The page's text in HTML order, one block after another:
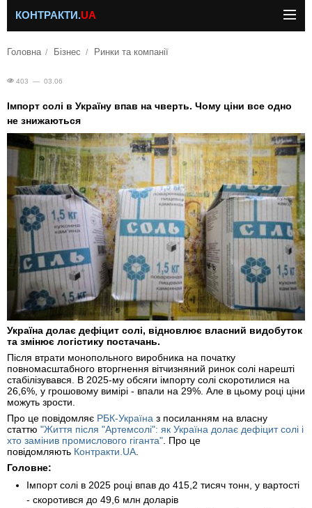
КОНТРАКТИ.UA
Головна Бізнес Ринки та компанії
403 — 03.06
Імпорт солі в Україну впав на чверть. Чому ціни все одно
не знижаються
Україна долає дефіцит солі, відновлює власний видобуток
та змінює логістику постачань.
Після втрати монопольного виробника на початку
повномасштабного вторгнення вітчизняний ринок солі нарешті
стабілізувався. В 2025-му обсяги імпорту солі скоротилися на
26,6%, у грошовому вимірі - впали на 29%. Але в цьому році ціни
можуть зрости.
Про це повідомляє РБК-Україна з посиланням на власну
статтю "Життя після "Артемсолі": як Україна долає дефіцит солі і
хто замінив промислового гіганта" . Про це
повідомляють Контракти.UA
Головне:
Імпорт солі в 2025 році впав до 415,2 тисяч тонн, у вартості
- скоротився до 49,6 млн доларів